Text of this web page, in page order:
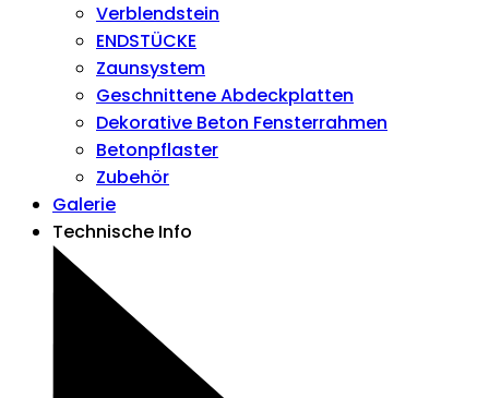
Verblendstein
ENDSTÜCKE
Zaunsystem
Geschnittene Abdeckplatten
Dekorative Beton Fensterrahmen
Betonpflaster
Zubehör
Galerie
Technische Info